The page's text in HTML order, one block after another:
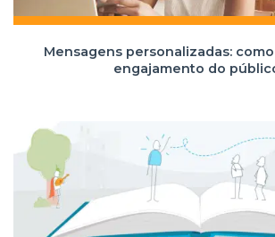
Mensagens personalizadas:
engajamento do